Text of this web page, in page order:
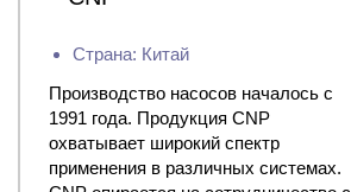
Страна: Китай
Производство насосов началось с
1991 года. Продукция CNP
охватывает широкий спектр
применения в различных системах.